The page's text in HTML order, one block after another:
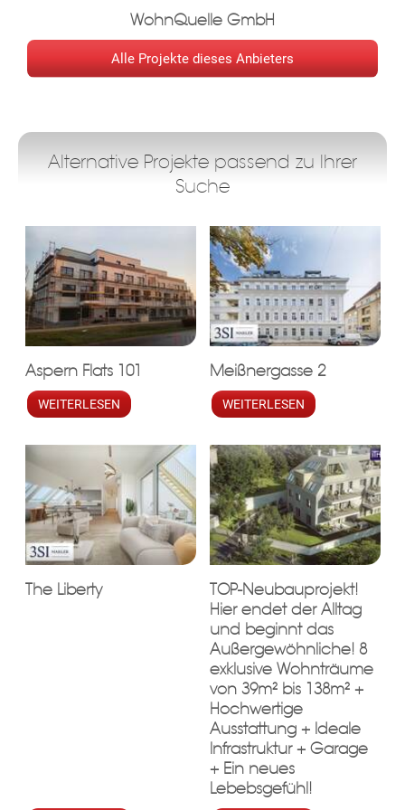
FINANZIERUNGSPARTNER- UNSERE HÄUSER KÖNNEN MIT
WERDEN! AUF UNSERER HOMEPAGE FINDEN SIE DAS
FINANZIERUNGSANGEBOT- WIR BERATEN SIE GERNE.
GESUNDHEIT
WohnQuelle GmbH
Alle Projekte dieses Anbieters
Alternative Projekte passend zu Ihrer
Suche
Aspern Flats 101
WEITERLESEN
Meißnergasse 2
WEITERLESEN
The Liberty
TOP-Neubauprojekt!
Hier endet der Alltag
und beginnt das
Außergewöhnliche! 8
exklusive Wohnträume
von 39m² bis 138m² +
Hochwertige
Ausstattung + Ideale
Infrastruktur + Garage
+ Ein neues
Lebebsgefühl!